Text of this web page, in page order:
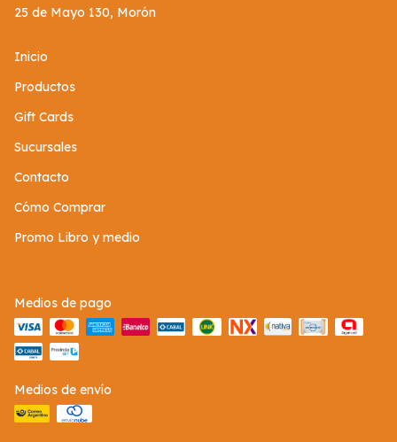
25 de Mayo 130, Morón
Inicio
Productos
Gift Cards
Sucursales
Contacto
Cómo Comprar
Promo Libro y medio
Medios de pago
Medios de envío